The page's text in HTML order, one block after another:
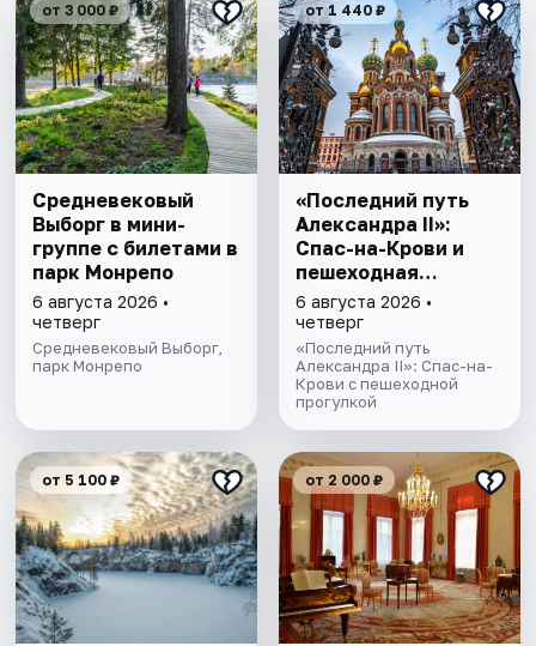
от 3 000 ₽
Cредневековый
Выборг в мини-
группе c билетами в
парк Монрепо
6 августа 2026 •
четверг
Средневековый Выборг,
парк Монрепо
от 1 440 ₽
«Последний путь
Александра II»:
Спас-на-Крови и
пешеходная
прогулка
6 августа 2026 •
четверг
«Последний путь
Александра II»: Спас-на-
Крови с пешеходной
прогулкой
от 5 100 ₽ от 2 000 ₽